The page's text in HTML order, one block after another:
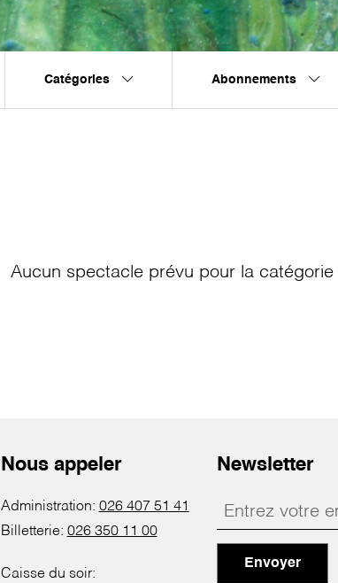
Catégories Abonnements
Aucun spectacle prévu pour la catégorie
Nous appeler
Administration: 026 407 51 41
Billetterie: 026 350 11 00
Caisse du soir:
Newsletter
Envoyer